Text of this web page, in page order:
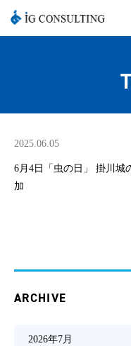
2025.06.05
6月4日「虫の日」 掛川城
加
ARCHIVE
2026年7月